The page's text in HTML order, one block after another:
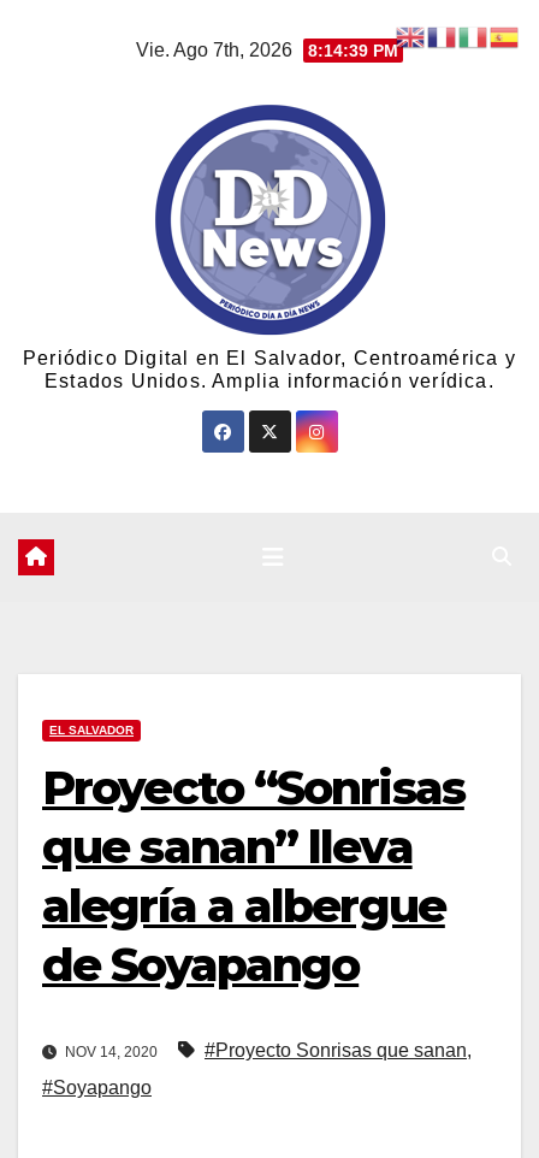
Vie. Ago 7th, 2026 8:14:40 PM
Periódico Digital en El Salvador, Centroamérica y
Estados Unidos. Amplia información verídica.
EL SALVADOR
Proyecto “Sonrisas
que sanan” lleva
alegría a albergue
de Soyapango
NOV 14, 2020 #Proyecto Sonrisas que sanan,
#Soyapango